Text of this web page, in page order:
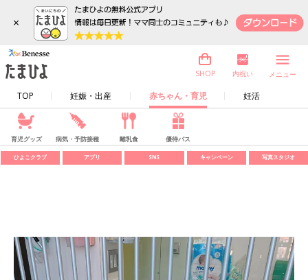
×
TOP 妊娠・出産 赤ちゃん・育児 妊活
SHOP 内祝い メニュー
育児グッズ 病気・予防接種 離乳食 優待パス
ひよこクラブ アプリ SNS キャンペーン 写真スタジオ